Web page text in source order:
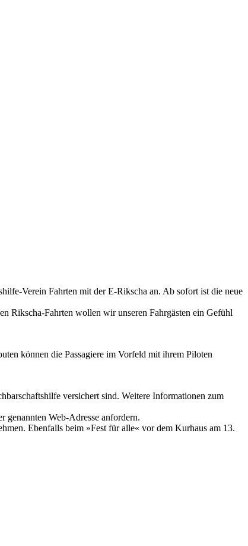
Verein Fahrten mit der E-Rikscha an. Ab sofort ist die neue
Rikscha-Fahrten wollen wir unseren Fahrgästen ein Gefühl
können die Passagiere im Vorfeld mit ihrem Piloten
versichert sind. Weitere Informationen zum
genannten Web-Adresse anfordern.
Ebenfalls beim »Fest für alle« vor dem Kurhaus am 13.